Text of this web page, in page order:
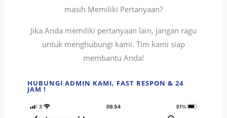
masih Memiliki Pertanyaan?
Jika Anda memiliki pertanyaan lain, jangan ragu
untuk menghubungi kami. Tim kami siap
membantu Anda!
HUBUNGI ADMIN KAMI, FAST RESPON & 24
JAM !